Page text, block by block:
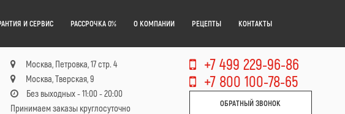
И СЕРВИС РАССРОЧКА 0% О КОМПАНИИ РЕЦЕПТЫ КОНТАКТЫ
Москва, Петровка, 17 стр. 4
Москва, Тверская, 9
Без выходных - 11:00 - 20:00
Принимаем заказы круглосуточно
+7 499 229-96-86
+7 800 100-78-65
ОБРАТНЫЙ ЗВОНОК